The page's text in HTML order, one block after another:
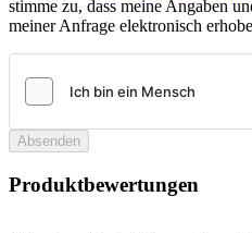
stimme zu, dass meine Angaben
meiner Anfrage elektronisch
Absenden
Produktbewertungen